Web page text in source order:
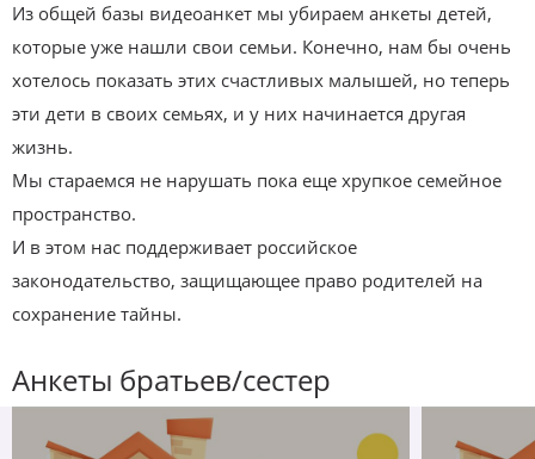
Из общей базы видеоанкет мы убираем анкеты детей,
которые уже нашли свои семьи. Конечно, нам бы очень
хотелось показать этих счастливых малышей, но теперь
эти дети в своих семьях, и у них начинается другая
жизнь.
Мы стараемся не нарушать пока еще хрупкое семейное
пространство.
И в этом нас поддерживает российское
законодательство, защищающее право родителей на
сохранение тайны.
Анкеты братьев/сестер